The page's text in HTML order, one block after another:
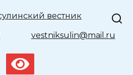
vestniksulin@mail.ru